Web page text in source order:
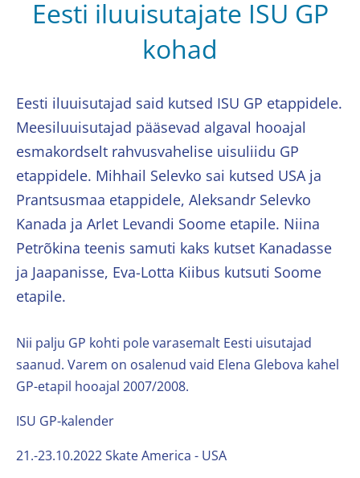
Eesti iluuisutajate ISU GP
kohad
Eesti iluuisutajad said kutsed ISU GP etappidele.
Meesiluuisutajad pääsevad algaval hooajal
esmakordselt rahvusvahelise uisuliidu GP
etappidele. Mihhail Selevko sai kutsed USA ja
Prantsusmaa etappidele, Aleksandr Selevko
Kanada ja Arlet Levandi Soome etapile. Niina
Petrõkina teenis samuti kaks kutset Kanadasse
ja Jaapanisse, Eva-Lotta Kiibus kutsuti Soome
etapile.
Nii palju GP kohti pole varasemalt Eesti uisutajad
saanud. Varem on osalenud vaid Elena Glebova kahel
GP-etapil hooajal 2007/2008.
ISU GP-kalender
21.-23.10.2022 Skate America - USA